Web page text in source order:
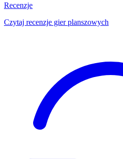
Recenzje
Czytaj recenzje gier planszowych